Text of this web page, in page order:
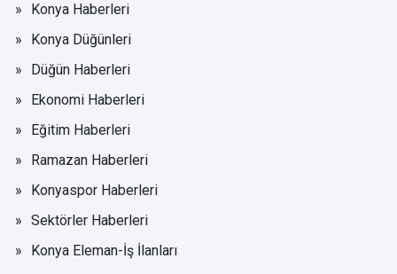
Konya Haberleri
Konya Düğünleri
Düğün Haberleri
Ekonomi Haberleri
Eğitim Haberleri
Ramazan Haberleri
Konyaspor Haberleri
Sektörler Haberleri
Konya Eleman-İş İlanları